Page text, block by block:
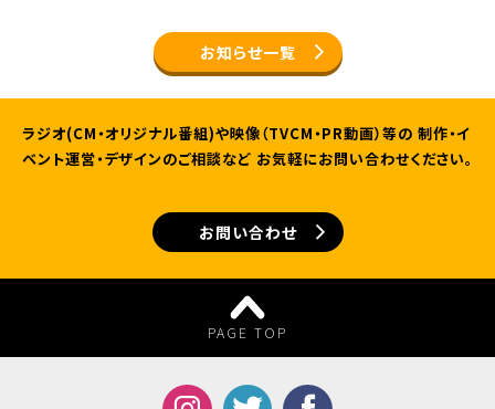
お知らせ一覧
ラジオ(CM・オリジナル番組)や映像（TVCM・PR動画）等の 制作・イ
ベント運営・デザインのご相談など お気軽にお問い合わせください。
お問い合わせ
PAGE TOP